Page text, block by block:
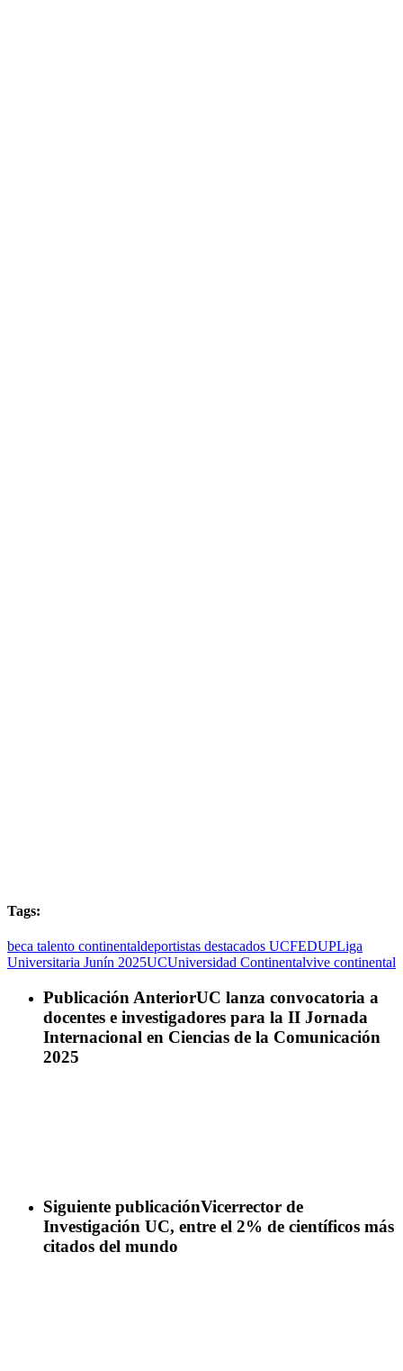
Tags:
beca talento continentaldeportistas destacados UCFEDUPLiga
Universitaria Junín 2025UCUniversidad Continentalvive continental
Publicación AnteriorUC lanza convocatoria a
docentes e investigadores para la II Jornada
Internacional en Ciencias de la Comunicación
2025
Siguiente publicaciónVicerrector de
Investigación UC, entre el 2% de científicos más
citados del mundo